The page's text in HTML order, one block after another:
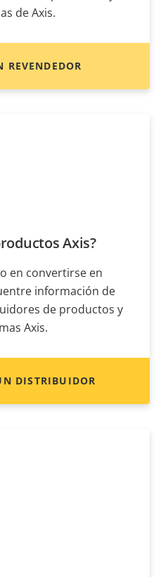
de Axis.
REVENDEDOR
Axis?
en convertirse en
información de
de productos y
Axis.
DISTRIBUIDOR